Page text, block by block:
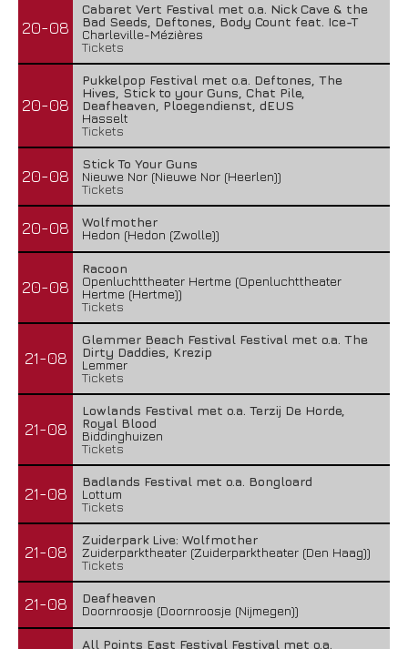
20-08
Cabaret Vert Festival met o.a. Nick Cave & the
Bad Seeds, Deftones, Body Count feat. Ice-T
Charleville-Mézières
Tickets
20-08
Pukkelpop Festival met o.a. Deftones, The
Hives, Stick to your Guns, Chat Pile,
Deafheaven, Ploegendienst, dEUS
Hasselt
Tickets
20-08
Stick To Your Guns
Nieuwe Nor (Nieuwe Nor (Heerlen))
Tickets
20-08
Wolfmother
Hedon (Hedon (Zwolle))
20-08
Racoon
Openluchttheater Hertme (Openluchttheater
Hertme (Hertme))
Tickets
21-08
Glemmer Beach Festival Festival met o.a. The
Dirty Daddies, Krezip
Lemmer
Tickets
21-08
Lowlands Festival met o.a. Terzij De Horde,
Royal Blood
Biddinghuizen
Tickets
21-08
Badlands Festival met o.a. Bongloard
Lottum
Tickets
21-08
Zuiderpark Live: Wolfmother
Zuiderparktheater (Zuiderparktheater (Den Haag))
Tickets
21-08
Deafheaven
Doornroosje (Doornroosje (Nijmegen))
All Points East Festival Festival met o.a.